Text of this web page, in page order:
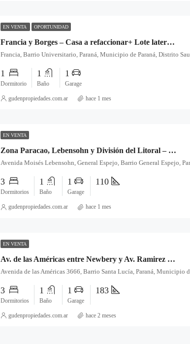
EN VENTA OPORTUNIDAD
Francia y Borges – Casa a refaccionar+ Lote lateral independiente en Venta
1
Dormitorio
1
Baño
1
Garage
gudenpropiedades.com.ar hace 1 mes
EN VENTA
Zona Paracao, Lebensohn y División del Litoral – Casa en Venta
3
Dormitorios
1
Baño
1
Garage
110
gudenpropiedades.com.ar hace 1 mes
EN VENTA
Av. de las Américas entre Newbery y Av. Ramirez – Casa en Venta
3
Dormitorios
1
Baño
1
Garage
183
gudenpropiedades.com.ar hace 2 meses